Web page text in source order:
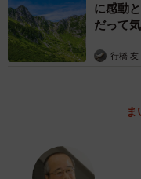
「こんなにも多くの方
したと同時に、動物た
に感動
だって
行橋 友